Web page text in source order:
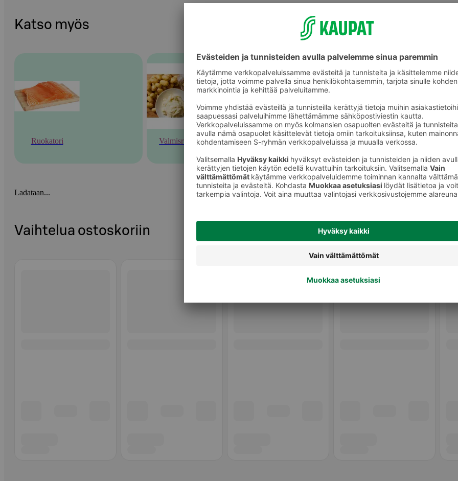
Katso myös
Ruokatori Valmisruoka Salaatit
Ladataan...
Vaihtelua ostoskoriin